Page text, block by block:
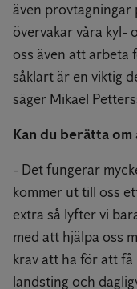
även provtagningar
övervakar våra kyl-
oss även att arbeta
såklart är en viktig
säger Mikael
Kan du berätta
- Det fungerar
kommer ut till oss
extra så lyfter vi
med att hjälpa oss
krav att ha för att
landsting och